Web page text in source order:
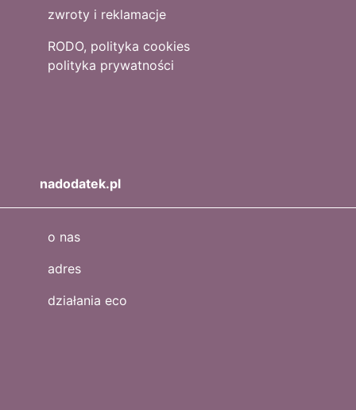
zwroty i reklamacje
RODO, polityka cookies
polityka prywatności
nadodatek.pl
o nas
adres
działania eco